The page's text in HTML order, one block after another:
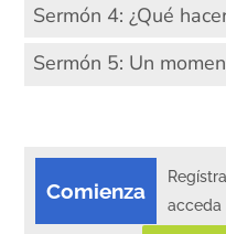
Sermón 4: ¿Qué
Sermón 5: Un
Comienza
acceda